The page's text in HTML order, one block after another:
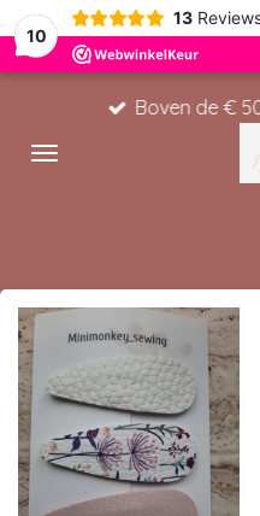
10
13
Boven de €